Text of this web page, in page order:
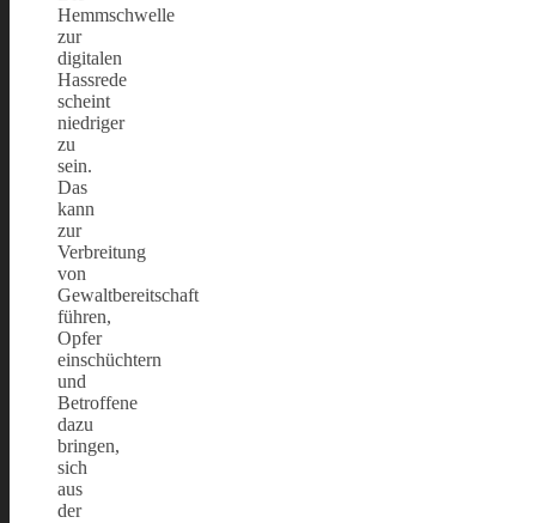
Hemmschwelle
zur
digitalen
Hassrede
scheint
niedriger
zu
sein.
Das
kann
zur
Verbreitung
von
Gewaltbereitschaft
führen,
Opfer
einschüchtern
und
Betroffene
dazu
bringen,
sich
aus
der